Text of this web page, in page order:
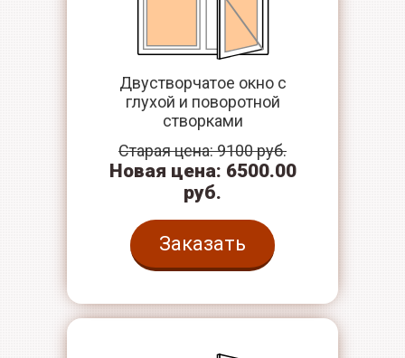
Двустворчатое окно с
глухой и поворотной
створками
Старая цена: 9100 руб.
Новая цена: 6500.00
руб.
Заказать